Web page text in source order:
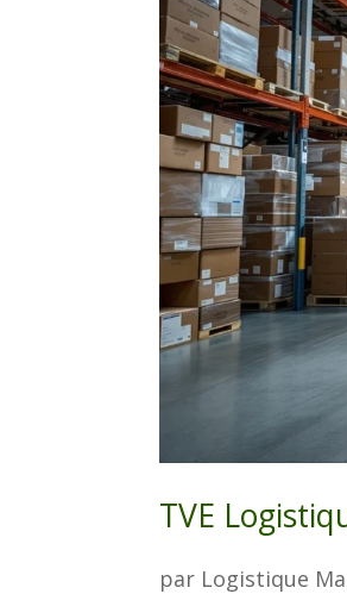
TVE
par Logistique